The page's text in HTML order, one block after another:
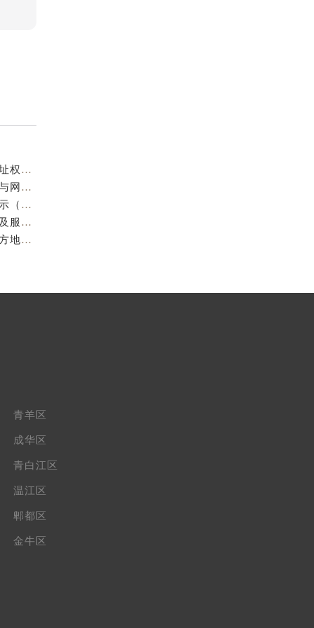
成都欧米茄官方售后服务中心｜服务热线及全部官方地址权威信息公示（2026年7月最新）
亲身到店探访成都欧米茄官方售后服务中心｜最新电话与网点地址（2026年7月最新）
成都欧米茄维修保养地址电话专业售后服务中心权威公示（2026年7月最新）
亲身到店探访成都欧米茄官方售后服务中心｜最新地址及服务热线（2026年7月最新）
成都欧米茄官方售后服务中心｜最新服务电话及全部官方地址权威信息公示（2026年7月最新）
青羊区
成华区
青白江区
温江区
郫都区
金牛区